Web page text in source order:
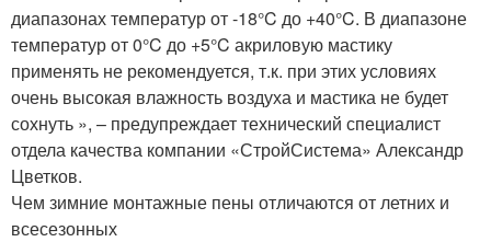
диапазонах температур от -18°C до +40°C. В диапазоне
температур от 0°C до +5°C акриловую мастику
применять не рекомендуется, т.к. при этих условиях
очень высокая влажность воздуха и мастика не будет
сохнуть », – предупреждает технический специалист
отдела качества компании «СтройСистема» Александр
Цветков.
Чем зимние монтажные пены отличаются от летних и
всесезонных